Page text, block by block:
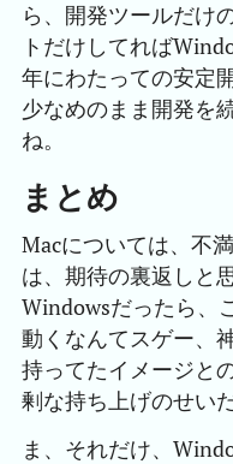
ら、開発ツールだけ
トだけしてれば
年にわたっての安定
少なめのまま開発を
ね。
まとめ
Macについては、不
は、期待の裏返しと
Windowsだったら、
動くなんてスゲー、
持ってたイメージと
剰な持ち上げのせいだ
ま、それだけ、